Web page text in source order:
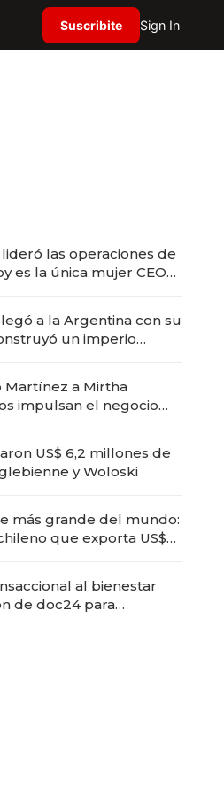
Suscribite Sign In
las operaciones de
es la única mujer CEO
a la Argentina con su
un imperio
Martínez a Mirtha
impulsan el negocio
US$ 6,2 millones de
y Woloski
más grande del mundo:
que exporta US$
al bienestar
de doc24 para